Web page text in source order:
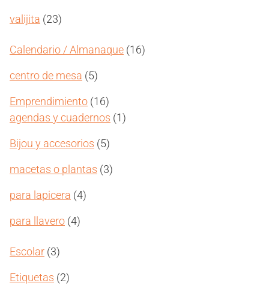
valijita 2323
Calendario / Almanaque 1616
centro de mesa 55
Emprendimiento 1616
productos
agendas y cuadernos 11
Bijou y accesorios 55
macetas o plantas 33
para lapicera 44
para llavero 44
Escolar 33
Etiquetas 22